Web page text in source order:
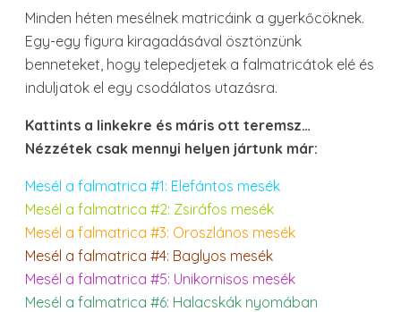
Minden héten mesélnek matricáink a gyerkőcöknek.
Egy-egy figura kiragadásával ösztönzünk
benneteket, hogy telepedjetek a falmatricátok elé és
induljatok el egy csodálatos utazásra.
Kattints a linkekre és máris ott teremsz…
Nézzétek csak mennyi helyen jártunk már:
Mesél a falmatrica #1: Elefántos mesék
Mesél a falmatrica #2: Zsiráfos mesék
Mesél a falmatrica #3: Oroszlános mesék
Mesél a falmatrica #4: Baglyos mesék
Mesél a falmatrica #5: Unikornisos mesék
Mesél a falmatrica #6: Halacskák nyomában